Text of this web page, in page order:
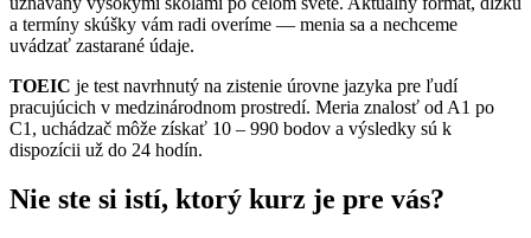
a termíny skúšky vám radi overíme — menia sa a nechceme
uvádzať zastarané údaje.
TOEIC je test navrhnutý na zistenie úrovne jazyka pre ľudí
pracujúcich v medzinárodnom prostredí. Meria znalosť od A1 po
C1, uchádzač môže získať 10 – 990 bodov a výsledky sú k
dispozícii už do 24 hodín.
Nie ste si istí, ktorý kurz je pre vás?